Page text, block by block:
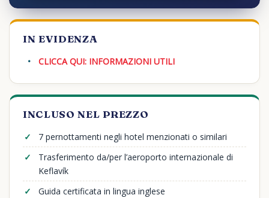
IN EVIDENZA
CLICCA QUI: INFORMAZIONI UTILI
INCLUSO NEL PREZZO
7 pernottamenti negli hotel menzionati o similari
Trasferimento da/per l’aeroporto internazionale di
Keflavík
Guida certificata in lingua inglese